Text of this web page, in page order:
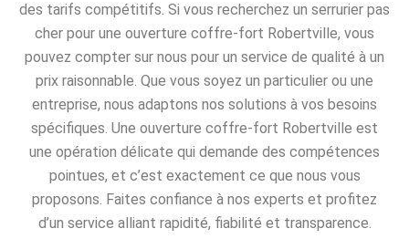
des tarifs compétitifs. Si vous recherchez un serrurier pas
cher pour une ouverture coffre-fort Robertville, vous
pouvez compter sur nous pour un service de qualité à un
prix raisonnable. Que vous soyez un particulier ou une
entreprise, nous adaptons nos solutions à vos besoins
spécifiques. Une ouverture coffre-fort Robertville est
une opération délicate qui demande des compétences
pointues, et c’est exactement ce que nous vous
proposons. Faites confiance à nos experts et profitez
d’un service alliant rapidité, fiabilité et transparence.